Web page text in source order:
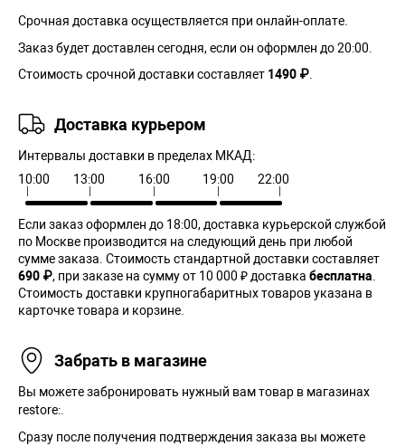
Срочная доставка осуществляется при онлайн-оплате.
Заказ будет доставлен сегодня, если он оформлен до 20:00.
Стоимость срочной доставки составляет 1490 ₽.
Доставка курьером
Интервалы доставки в пределах МКАД:
10:00
13:00 16:00 19:00 22:00
Если заказ оформлен до 18:00, доставка курьерской службой
по Москве производится на следующий день при любой
сумме заказа. Cтоимость стандартной доставки составляет
690 ₽, при заказе на сумму от 10 000 ₽ доставка бесплатна.
Стоимость доставки крупногабаритных товаров указана в
карточке товара и корзине.
Забрать в магазине
Вы можете забронировать нужный вам товар в магазинах
restore:.
Сразу после получения подтверждения заказа вы можете